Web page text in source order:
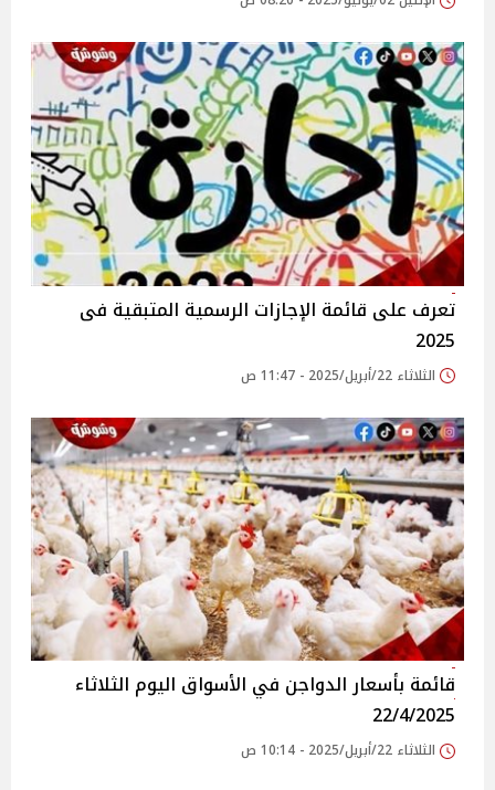
تعرف على قائمة الإجازات الرسمية المتبقية فى
2025
الثلاثاء 22/أبريل/2025 - 11:47 ص
قائمة بأسعار الدواجن في الأسواق‎‎ اليوم الثلاثاء
22/4/2025
الثلاثاء 22/أبريل/2025 - 10:14 ص